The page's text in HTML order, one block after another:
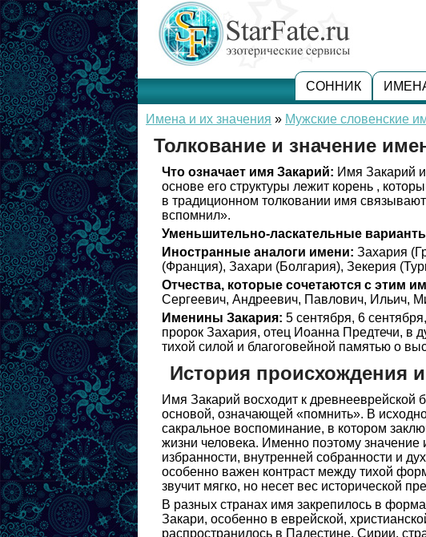
СОННИК
Имена и их значения » Мужские словенские
Толкование и значение
Что означает имя Закарий: Имя Закарий
основе его структуры лежит корень ,
в традиционном толковании имя
вспомнил».
Уменьшительно-ласкательные
Иностранные аналоги имени: Захария
(Франция), Захари (Болгария), Зекерия
Отчества, которые сочетаются с этим
Сергеевич, Андреевич, Павлович, Ильич,
Именины Закария: 5 сентября, 6
пророк Захария, отец Иоанна Предтечи, в
тихой силой и благоговейной памятью о
История происхождения
Имя Закарий восходит к древнееврейской
основой, означающей «помнить». В
сакральное воспоминание, в котором
жизни человека. Именно поэтому значение
избранности, внутренней собранности и
особенно важен контраст между тихой
звучит мягко, но несет вес исторической
В разных странах имя закрепилось в
Закари, особенно в еврейской,
распространилось в Палестине, Сирии,